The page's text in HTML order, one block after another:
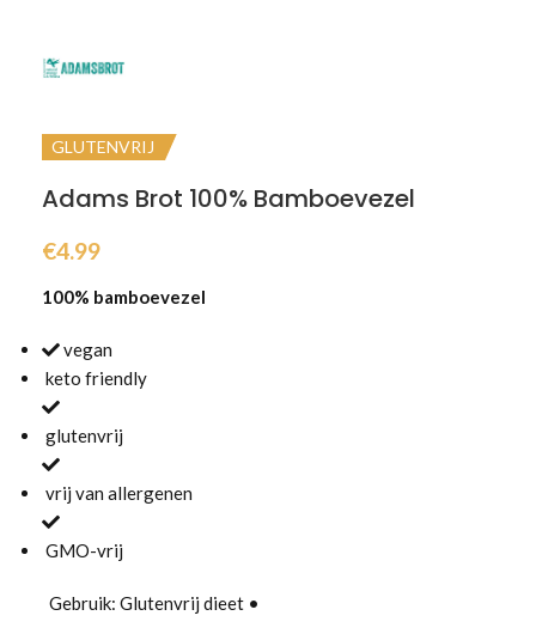
GLUTENVRIJ
Adams Brot 100% Bamboevezel
€4.99
100% bamboevezel
vegan
keto friendly
glutenvrij
vrij van allergenen
GMO-vrij
Gebruik: Glutenvrij dieet •